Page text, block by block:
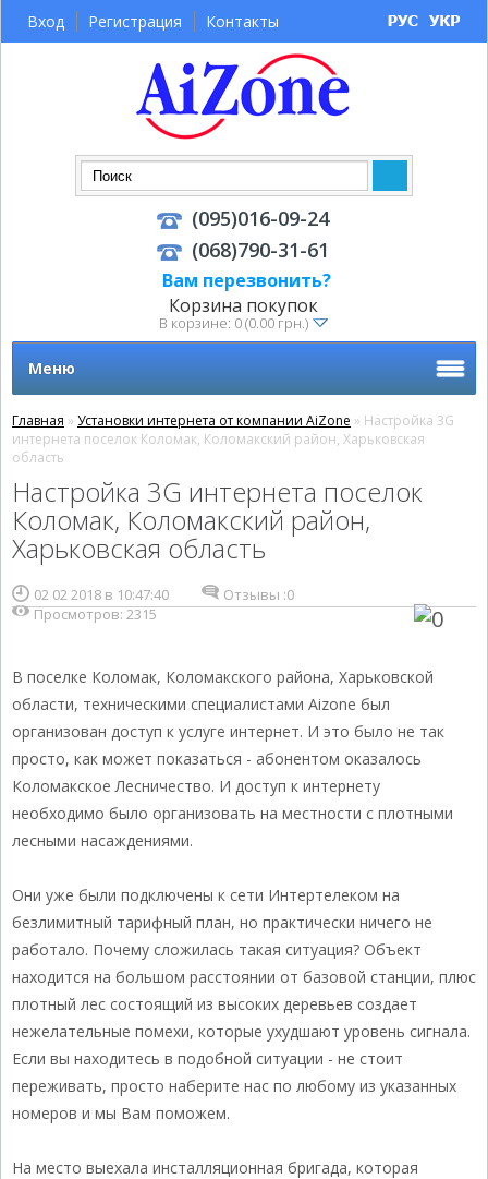
Корзина покупок
В корзине: 0 (0.00 грн.)
(095)016-09-24
(068)790-31-61
Вам перезвонить?
Вход Регистрация Контакты
Меню
Главная » Установки интернета от компании AiZone » Настройка 3G
интернета поселок Коломак, Коломакский район, Харьковская
область
Настройка 3G интернета поселок
Коломак, Коломакский район,
Харьковская область
02 02 2018 в 10:47:40 Отзывы :0
Просмотров: 2315
В поселке Коломак, Коломакского района, Харьковской
области, техническими специалистами Aizone был
организован доступ к услуге интернет. И это было не так
просто, как может показаться - абонентом оказалось
Коломакское Лесничество. И доступ к интернету
необходимо было организовать на местности с плотными
лесными насаждениями.
Они уже были подключены к сети Интертелеком на
безлимитный тарифный план, но практически ничего не
работало. Почему сложилась такая ситуация? Объект
находится на большом расстоянии от базовой станции, плюс
плотный лес состоящий из высоких деревьев создает
нежелательные помехи, которые ухудшают уровень сигнала.
Если вы находитесь в подобной ситуации - не стоит
переживать, просто наберите нас по любому из указанных
номеров и мы Вам поможем.
На место выехала инсталляционная бригада, которая